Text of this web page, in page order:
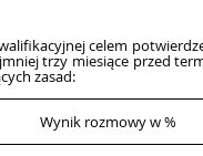
celem
trzy miesiące przed
zasad:
Wynik rozmowy w %